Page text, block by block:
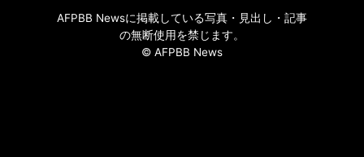
AFPBB Newsに掲載している写真・見出し・記事
の無断使用を禁じます。
© AFPBB News